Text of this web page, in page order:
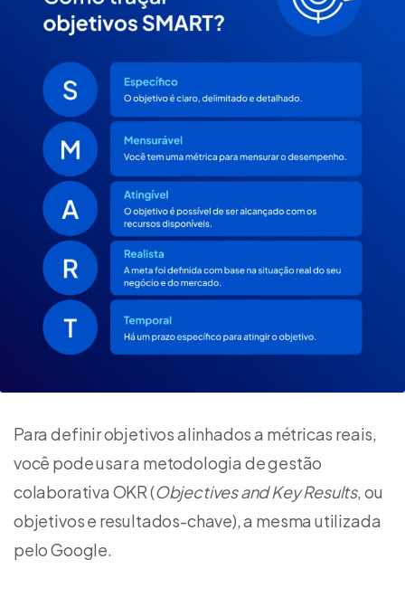
Para definir objetivos alinhados a métricas reais,
você pode usar a metodologia de gestão
colaborativa OKR (Objectives and Key Results, ou
objetivos e resultados-chave), a mesma utilizada
pelo Google.